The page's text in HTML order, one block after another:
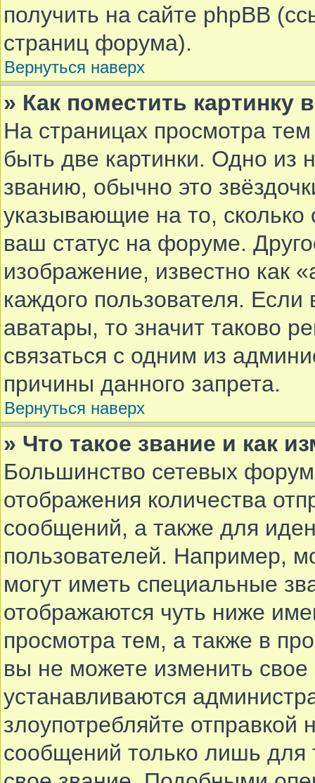
получить на сайте phpBB
страниц форума).
Вернуться наверх
» Как поместить
На страницах просмотра
быть две картинки. Одно из
званию, обычно это
указывающие на то,
ваш статус на форуме.
изображение, известно как
каждого пользователя.
аватары, то значит таково
связаться с одним из
причины данного запрета.
Вернуться наверх
» Что такое звание и как
Большинство сетевых
отображения количества
сообщений, а также для
пользователей. Например,
могут иметь специальные
отображаются чуть ниже
просмотра тем, а также в
вы не можете изменить свое
устанавливаются
злоупотребляйте
сообщений только лишь для